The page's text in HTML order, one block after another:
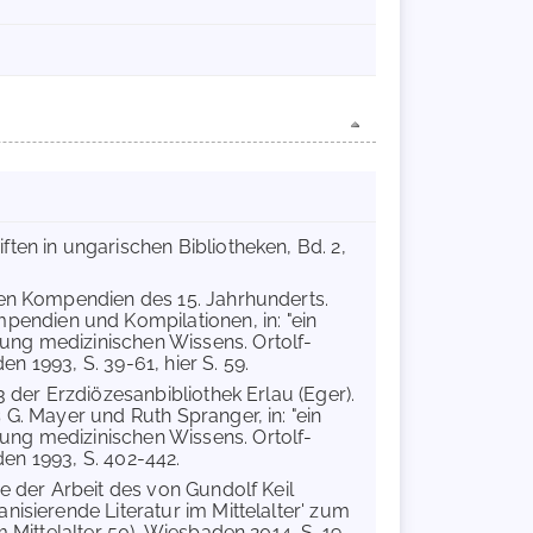
in ungarischen Bibliotheken, Bd. 2,
Kompendien des 15. Jahrhunderts.
und Kompilationen, in: "ein
medizinischen Wissens. Ortolf-
1993, S. 39-61, hier S. 59.
der Erzdiözesanbibliothek Erlau (Eger).
Mayer und Ruth Spranger, in: "ein
medizinischen Wissens. Ortolf-
1993, S. 402-442.
der Arbeit des von Gundolf Keil
Literatur im Mittelalter' zum